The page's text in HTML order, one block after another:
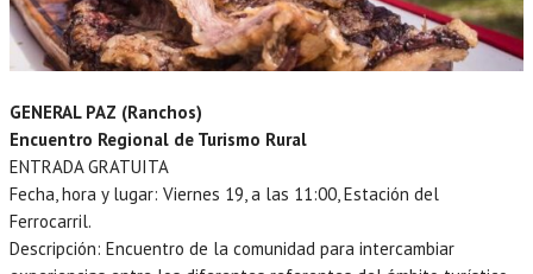
GENERAL PAZ (Ranchos)
Encuentro Regional de Turismo Rural
ENTRADA GRATUITA
Fecha, hora y lugar: Viernes 19, a las 11:00, Estación del
Ferrocarril.
Descripción: Encuentro de la comunidad para intercambiar